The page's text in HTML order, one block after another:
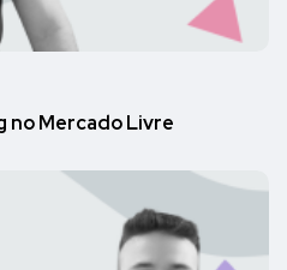
no Mercado Livre